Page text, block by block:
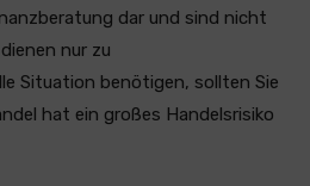
dar und sind nicht
nur zu
Situation benötigen, sollten Sie
hat ein großes Handelsrisiko